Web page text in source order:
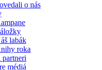
o nás
labák
roka
partneri
médiá